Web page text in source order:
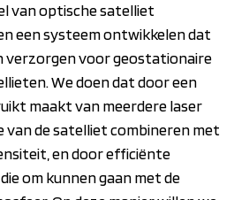
van optische satelliet
een systeem ontwikkelen dat
verzorgen voor geostationaire
We doen dat door een
maakt van meerdere laser
van de satelliet combineren met
en door efficiënte
om kunnen gaan met de